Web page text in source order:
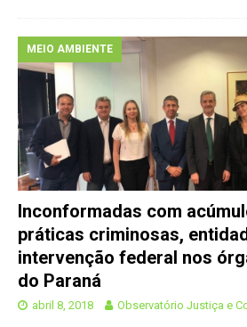
MEIO AMBIENTE
Inconformadas com
práticas criminosas,
intervenção federal nos
do Paraná
abril 8, 2018 Observatório Justiça e